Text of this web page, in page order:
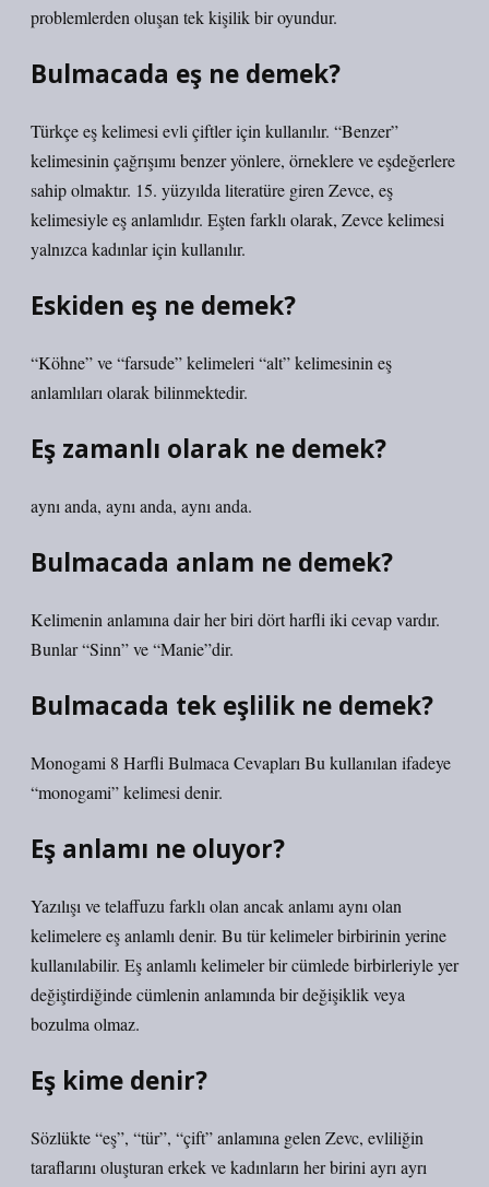
problemlerden oluşan tek kişilik bir oyundur.
Bulmacada eş ne demek?
Türkçe eş kelimesi evli çiftler için kullanılır. “Benzer”
kelimesinin çağrışımı benzer yönlere, örneklere ve eşdeğerlere
sahip olmaktır. 15. yüzyılda literatüre giren Zevce, eş
kelimesiyle eş anlamlıdır. Eşten farklı olarak, Zevce kelimesi
yalnızca kadınlar için kullanılır.
Eskiden eş ne demek?
“Köhne” ve “farsude” kelimeleri “alt” kelimesinin eş
anlamlıları olarak bilinmektedir.
Eş zamanlı olarak ne demek?
aynı anda, aynı anda, aynı anda.
Bulmacada anlam ne demek?
Kelimenin anlamına dair her biri dört harfli iki cevap vardır.
Bunlar “Sinn” ve “Manie”dir.
Bulmacada tek eşlilik ne demek?
Monogami 8 Harfli Bulmaca Cevapları Bu kullanılan ifadeye
“monogami” kelimesi denir.
Eş anlamı ne oluyor?
Yazılışı ve telaffuzu farklı olan ancak anlamı aynı olan
kelimelere eş anlamlı denir. Bu tür kelimeler birbirinin yerine
kullanılabilir. Eş anlamlı kelimeler bir cümlede birbirleriyle yer
değiştirdiğinde cümlenin anlamında bir değişiklik veya
bozulma olmaz.
Eş kime denir?
Sözlükte “eş”, “tür”, “çift” anlamına gelen Zevc, evliliğin
taraflarını oluşturan erkek ve kadınların her birini ayrı ayrı